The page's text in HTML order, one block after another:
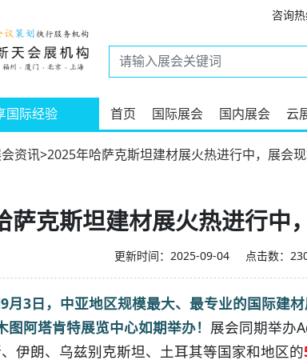
咨询热
国际经验 首页 国际展会 国内展会 云
资讯>2025年哈萨克斯坦建材展火热进行中，展会现
萨克斯坦建材展火热进行中
更新时间：2025-09-04 点击数：
月3日，中亚地区规模最大、最专业的国际建
图阿塔肯特展览中心如期举办！ 展会同期举办
伊朗、乌兹别克斯坦、土耳其等国家和地区的